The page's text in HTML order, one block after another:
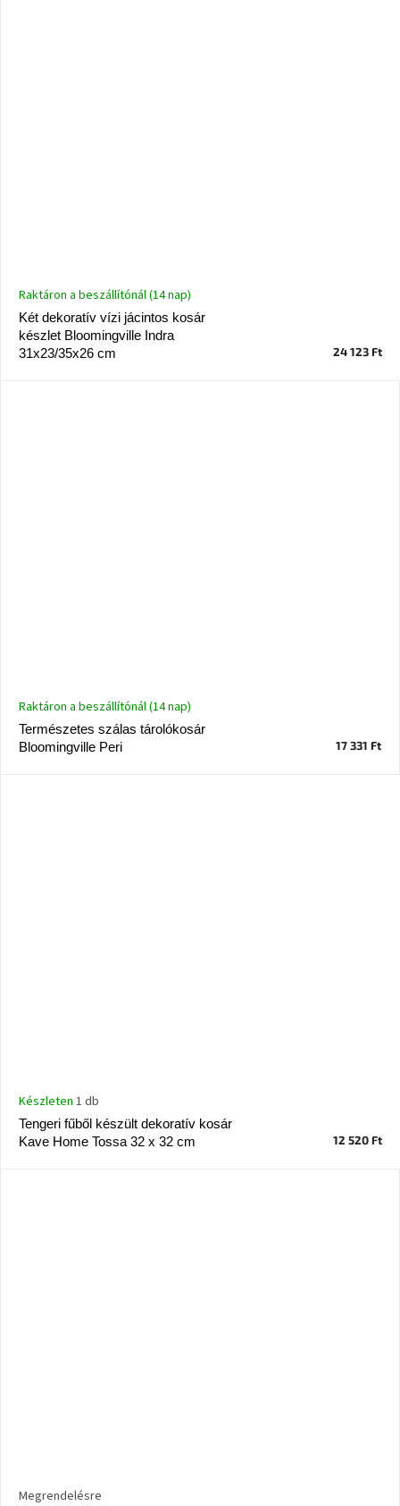
Két dekoratív vízi jácintos kosár
készlet Bloomingville Indra
31x23/35x26 cm
Raktáron a beszállítónál (14 nap)
24 123 Ft
Természetes szálas tárolókosár
Bloomingville Peri
Raktáron a beszállítónál (14 nap)
17 331 Ft
Tengeri fűből készült dekoratív kosár
Kave Home Tossa 32 x 32 cm
Készleten 1 db
12 520 Ft
Megrendelésre